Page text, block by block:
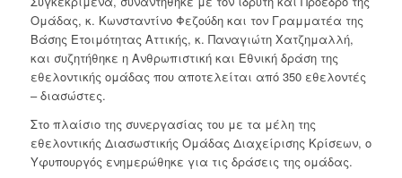
Ομάδας, κ. Κωνσταντίνο Φεζούδη και τον Γραμματέα της
Βάσης Ετοιμότητας Αττικής, κ. Παναγιώτη Χατζημαλλή,
και συζητήθηκε η Ανθρωπιστική και Εθνική δράση της
εθελοντικής ομάδας που αποτελείται από 350 εθελοντές
– διασώστες.
Στο πλαίσιο της συνεργασίας του με τα μέλη της
εθελοντικής Διασωστικής Ομάδας Διαχείρισης Κρίσεων, ο
Υφυπουργός ενημερώθηκε για τις δράσεις της ομάδας.